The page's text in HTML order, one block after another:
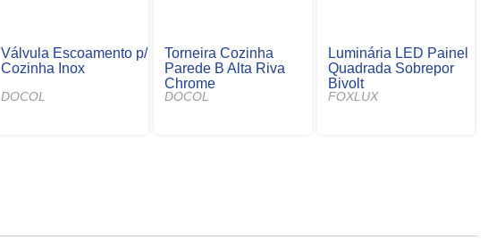
Válvula Escoamento p/
Cozinha Inox
DOCOL
Torneira Cozinha
Parede B Alta Riva
Chrome
DOCOL
Luminária LED Painel
Quadrada Sobrepor
Bivolt
FOXLUX